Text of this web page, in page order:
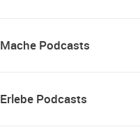
Mache Podcasts
Erlebe Podcasts